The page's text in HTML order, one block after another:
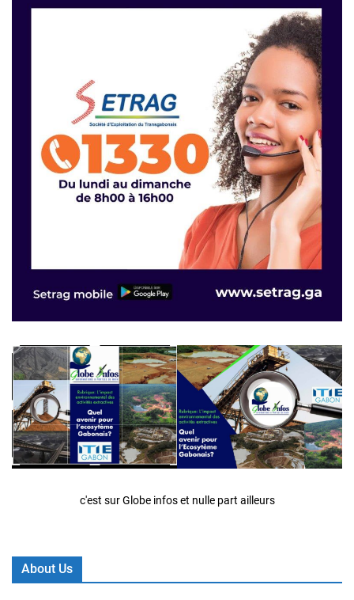
c'est sur Globe infos et nulle part ailleurs
About Us